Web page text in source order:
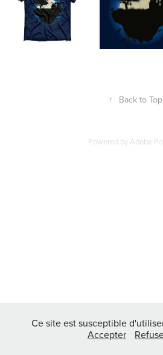
↑ Back to Top
Powered byAdobe
Ce site est susceptible
Accepter